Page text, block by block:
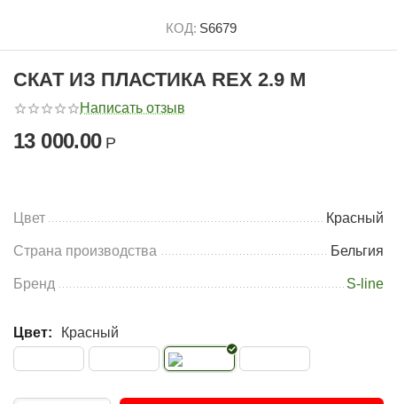
КОД: S6679
СКАТ ИЗ ПЛАСТИКА REX 2.9 М
Написать отзыв
13 000.00 Р
Цвет Красный
Страна производства Бельгия
Бренд S-line
Цвет: Красный